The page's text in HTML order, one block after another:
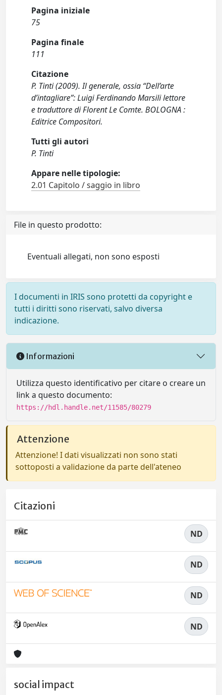
Pagina iniziale
75
Pagina finale
111
Citazione
P. Tinti (2009). Il generale, ossia “Dell’arte
d’intagliare”: Luigi Ferdinando Marsili lettore
e traduttore di Florent Le Comte. BOLOGNA :
Editrice Compositori.
Tutti gli autori
P. Tinti
Appare nelle tipologie:
2.01 Capitolo / saggio in libro
File in questo prodotto:
Eventuali allegati, non sono esposti
I documenti in IRIS sono protetti da copyright e
tutti i diritti sono riservati, salvo diversa
indicazione.
Informazioni
Utilizza questo identificativo per citare o creare un
link a questo documento:
https://hdl.handle.net/11585/80279
Attenzione
Attenzione! I dati visualizzati non sono stati
sottoposti a validazione da parte dell'ateneo
Citazioni
ND
ND
ND
ND
social impact